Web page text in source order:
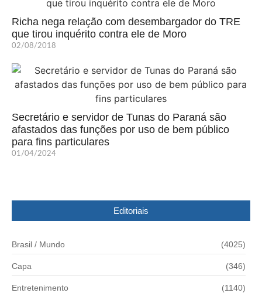
Richa nega relação com desembargador do TRE
que tirou inquérito contra ele de Moro
02/08/2018
Secretário e servidor de Tunas do Paraná são
afastados das funções por uso de bem público
para fins particulares
01/04/2024
Editoriais
Brasil / Mundo (4025)
Capa (346)
Entretenimento (1140)